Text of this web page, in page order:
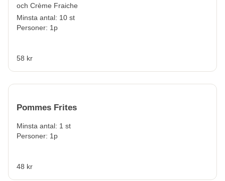
och Crème Fraiche
Minsta antal: 10 st
Personer: 1p
58 kr
Pommes Frites
Minsta antal: 1 st
Personer: 1p
48 kr